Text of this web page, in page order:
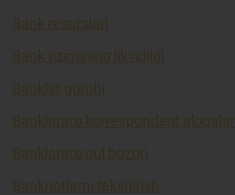
Bank resurslari
Bank tizimining likvidligi
Banklar guruhi
Banklararo korrespondent aloqalar
Banklararo pul bozori
Banknotlarni tekshirish